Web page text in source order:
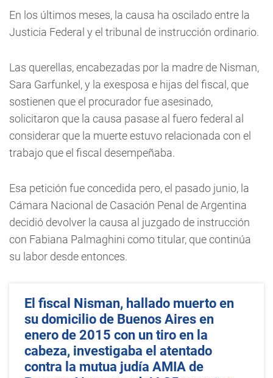
En los últimos meses, la causa ha oscilado entre la
Justicia Federal y el tribunal de instrucción ordinario.
Las querellas, encabezadas por la madre de Nisman,
Sara Garfunkel, y la exesposa e hijas del fiscal, que
sostienen que el procurador fue asesinado,
solicitaron que la causa pasase al fuero federal al
considerar que la muerte estuvo relacionada con el
trabajo que el fiscal desempeñaba.
Esa petición fue concedida pero, el pasado junio, la
Cámara Nacional de Casación Penal de Argentina
decidió devolver la causa al juzgado de instrucción
con Fabiana Palmaghini como titular, que continúa
su labor desde entonces.
El fiscal Nisman, hallado muerto en
su domicilio de Buenos Aires en
enero de 2015 con un tiro en la
cabeza, investigaba el atentado
contra la mutua judía AMIA de